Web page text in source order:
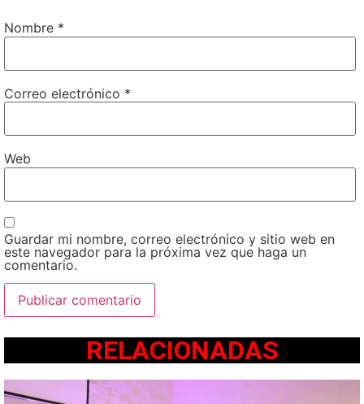
Nombre *
Correo electrónico *
Web
Guardar mi nombre, correo electrónico y sitio web en
este navegador para la próxima vez que haga un
comentario.
RELACIONADAS